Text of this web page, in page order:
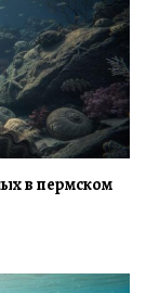
в пермском